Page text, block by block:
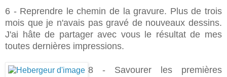
6 - Reprendre le chemin de la gravure. Plus de trois
mois que je n'avais pas gravé de nouveaux dessins.
J'ai hâte de partager avec vous le résultat de mes
toutes dernières impressions.
8 - Savourer les premières